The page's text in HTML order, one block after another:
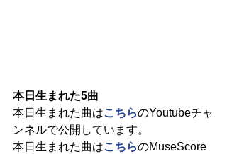
本日生まれた5曲
本日生まれた曲はこちらのYoutubeチャ
ンネルで公開しています。
本日生まれた曲はこちらのMuseScore